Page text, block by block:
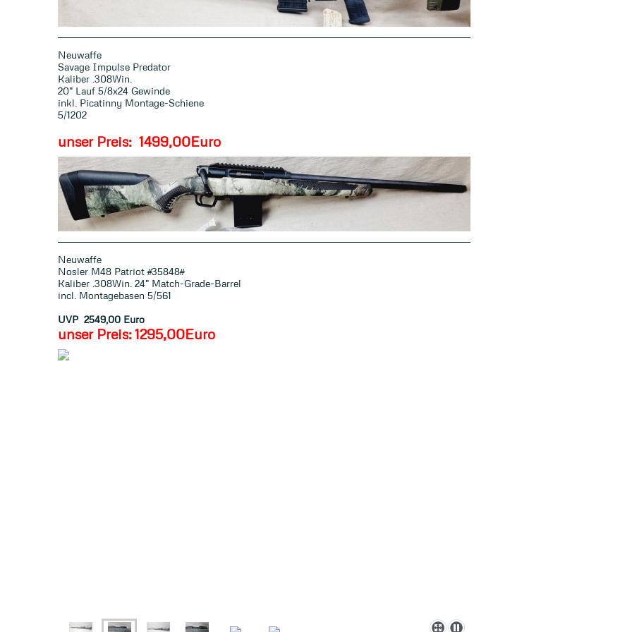
Neuwaffe
Savage Impulse Predator
Kaliber .308Win.
20" Lauf 5/8x24 Gewinde
inkl. Picatinny Montage-Schiene
5/1202
unser Preis: 1499,00Euro
Neuwaffe
Nosler M48 Patriot #35848#
Kaliber .308Win. 24" Match-Grade-Barrel
incl. Montagebasen 5/561
UVP 2549,00 Euro
unser Preis:1295,00Euro